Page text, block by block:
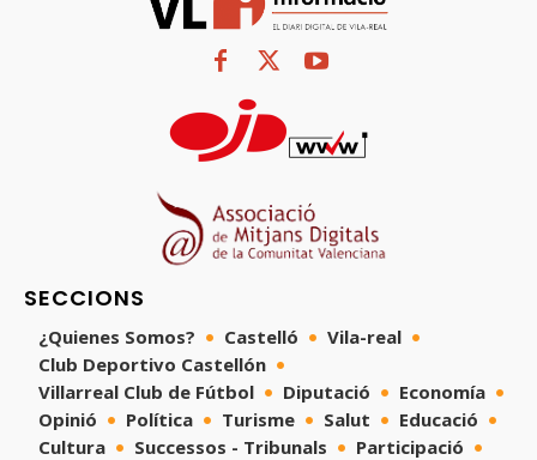
SECCIONS
¿Quienes Somos? Castelló
Vila-real
Club Deportivo Castellón
Villarreal Club de Fútbol
Diputació
Economía
Opinió
Política Turisme Salut
Educació
Cultura
Successos - Tribunals
Participació